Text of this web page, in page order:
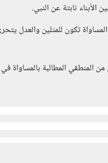
الأبناء ثابتة عن النبي.
تكون للمثلين والعدل
المنطقي المطالبة بالمساواة